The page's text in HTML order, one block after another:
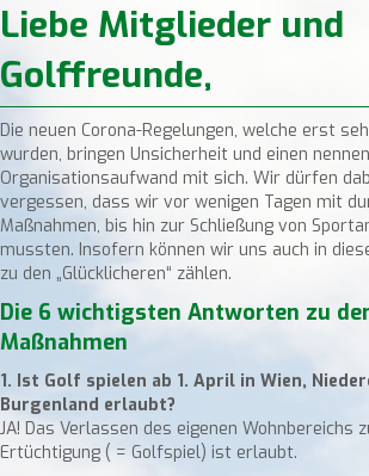
Liebe Mitglieder und
Golffreunde,
Die neuen Corona-Regelungen, welche erst
wurden, bringen Unsicherheit und einen
Organisationsaufwand mit sich. Wir dürfen
vergessen, dass wir vor wenigen Tagen mit
Maßnahmen, bis hin zur Schließung von
mussten. Insofern können wir uns auch in
zu den „Glücklicheren“ zählen.
Die 6 wichtigsten Antworten zu
Maßnahmen
1. Ist Golf spielen ab 1. April in Wien,
Burgenland erlaubt?
JA! Das Verlassen des eigenen Wohnbereichs
Ertüchtigung ( = Golfspiel) ist erlaubt.